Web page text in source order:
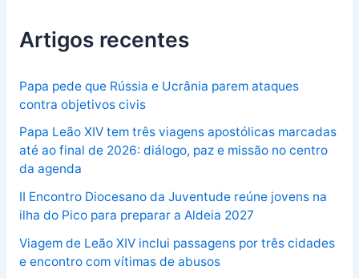
Artigos recentes
Papa pede que Rússia e Ucrânia parem ataques
contra objetivos civis
Papa Leão XIV tem três viagens apostólicas marcadas
até ao final de 2026: diálogo, paz e missão no centro
da agenda
II Encontro Diocesano da Juventude reúne jovens na
ilha do Pico para preparar a Aldeia 2027
Viagem de Leão XIV inclui passagens por três cidades
e encontro com vítimas de abusos